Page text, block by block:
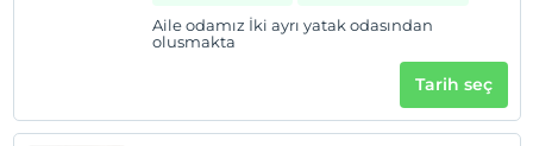
Aile odamız İki ayrı yatak odasından
olusmakta
Tarih seç